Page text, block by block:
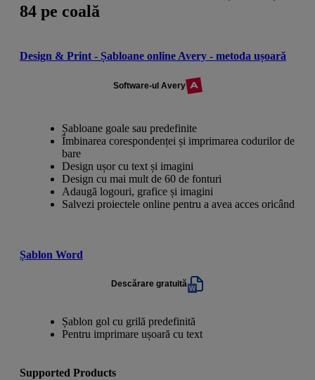
84 pe coală
Design & Print - Șabloane online Avery - metoda ușoară
Software-ul Avery
Șabloane goale sau predefinite
Îmbinarea corespondenței și imprimarea codurilor de
bare
Design ușor cu text și imagini
Design cu mai mult de 60 de fonturi
Adaugă logouri, grafice și imagini
Salvezi proiectele online pentru a avea acces oricând
Șablon Word
Descărare gratuită
Șablon gol cu grilă predefinită
Pentru imprimare ușoară cu text
Supported Products